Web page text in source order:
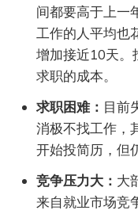
间都要高于上一
工作的人平均也
增加接近10天。
求职的成本。
求职困难： 目前
消极不找工作，
开始投简历，但
竞争压力大： 大
来自就业市场竞